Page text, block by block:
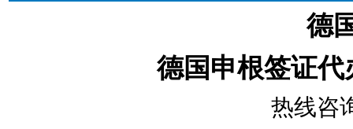
德
德国申根签证代
热线咨